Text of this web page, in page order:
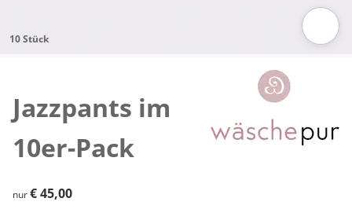
10 Stück
Jazzpants im
10er-Pack
€ 45,00
nur€ 45,00